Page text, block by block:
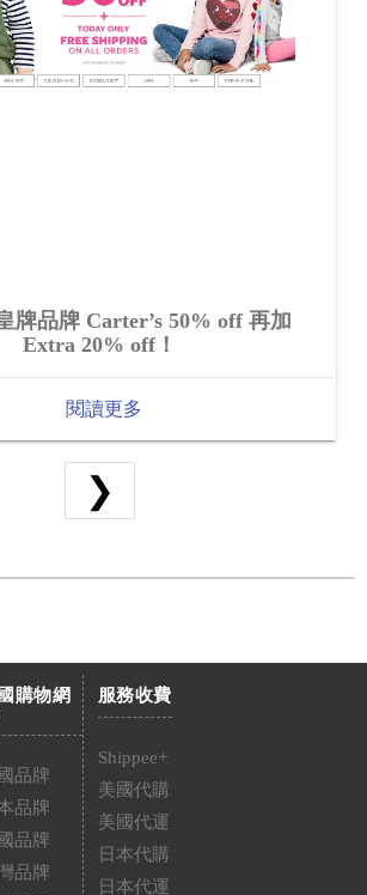
牌品牌 Carter’s 50% off 再加
Extra 20% off！
閱讀更多
❯
購物網
品牌
品牌
品牌
品牌
服務收費
Shippee+
美國代購
美國代運
日本代購
日本代運